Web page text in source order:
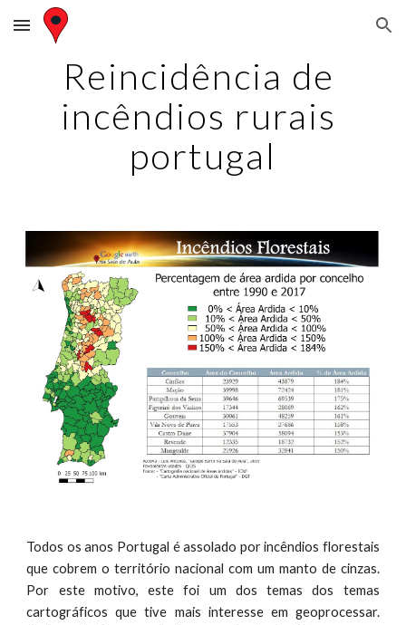
Skip to main content Skip to navigation
Reincidência de
incêndios rurais
portugal
Todos os anos Portugal é assolado por incêndios florestais
que cobrem o território nacional com um manto de cinzas.
Por este motivo, este foi um dos temas dos temas
cartográficos que tive mais interesse em geoprocessar.